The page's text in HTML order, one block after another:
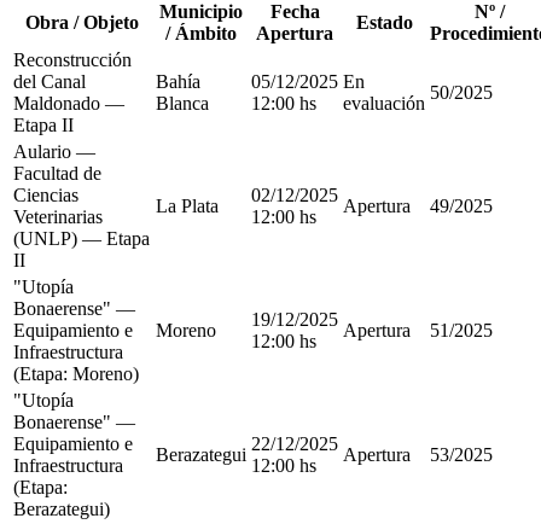
Obra / Objeto
Municipio
/ Ámbito
Fecha
Apertura
Estado
Nº /
Reconstrucción
del Canal
Maldonado —
Etapa II
Bahía
Blanca
05/12/2025
12:00 hs
En
evaluación
50/2025
Aulario —
Facultad de
Ciencias
Veterinarias
(UNLP) — Etapa
II
La Plata
02/12/2025
12:00 hs
Apertura 49/2025
"Utopía
Bonaerense" —
Equipamiento e
Infraestructura
(Etapa: Moreno)
Moreno
19/12/2025
12:00 hs
Apertura 51/2025
"Utopía
Bonaerense" —
Equipamiento e
Infraestructura
(Etapa:
Berazategui)
Berazategui
22/12/2025
12:00 hs
Apertura 53/2025